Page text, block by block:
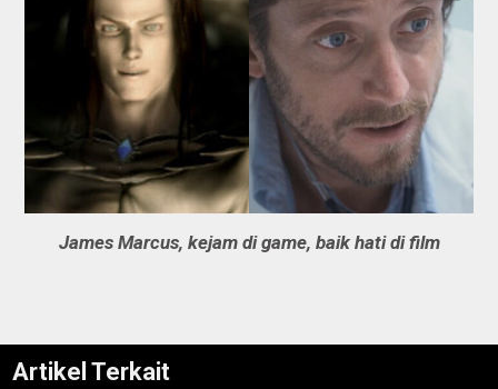
James Marcus, kejam di game, baik hati di film
Artikel Terkait